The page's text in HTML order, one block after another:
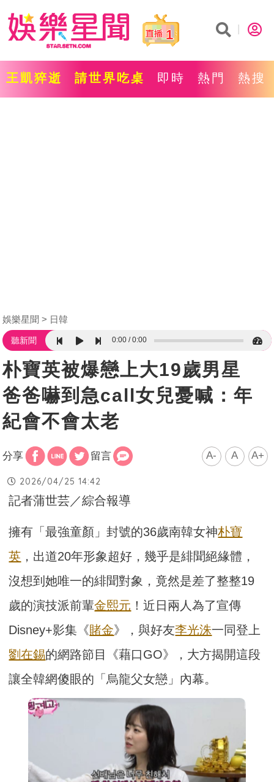
1
王凱猝逝 請世界吃桌 即時 熱門 熱搜
娛樂星聞 日韓
聽新聞 0:00 0:00
朴寶英被爆戀上大19歲男星
爸爸嚇到急call女兒憂喊：年
紀會不會太老
分享 留言 A- A A+
2026/04/25 14:42
記者蒲世芸／綜合報導
擁有「最強童顏」封號的36歲南韓女神朴寶
英 ，出道20年形象超好，幾乎是緋聞絕緣體，
沒想到她唯一的緋聞對象，竟然是差了整整19
歲的演技派前輩金熙元 ！近日兩人為了宣傳
Disney+影集《賭金》，與好友李光洙一同登上
劉在錫的網路節目《藉口GO》，大方揭開這段
讓全韓網傻眼的「烏龍父女戀」內幕。